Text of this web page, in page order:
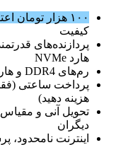
۱۰۰ هزار تومان اعتبار رایگان
کیفیت
هارد NVMe
رم‌های DDR4 و هارد NVME بهینه برای پردازش‌
پرداخت ساعتی
هزینه دهید)
تحویل آنی و
دیگران
اینترنت نامحدود،